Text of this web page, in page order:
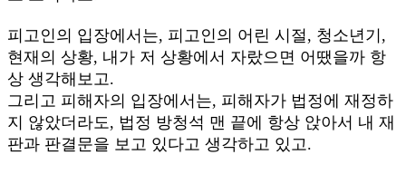
피고인의 입장에서는, 피고인의 어린 시절, 청소년기,
현재의 상황, 내가 저 상황에서 자랐으면 어땠을까 항
상 생각해보고.
그리고 피해자의 입장에서는, 피해자가 법정에 재정하
지 않았더라도, 법정 방청석 맨 끝에 항상 앉아서 내 재
판과 판결문을 보고 있다고 생각하고 있고.